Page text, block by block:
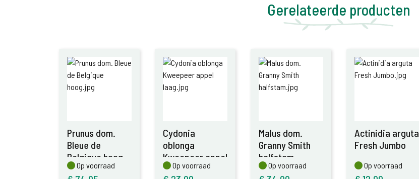
Gerelateerde producten
Prunus dom.
Bleue de
Belgique hoog
Op voorraad
Op voorraad
Cydonia
oblonga
Kweepeer appel
laagOp voorraad
Op voorraad
Malus dom.
Granny Smith
halfstam
Op voorraad
Op voorraad
Actinidia arguta
Fresh Jumbo
Op voorraad
Op voorraad